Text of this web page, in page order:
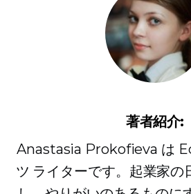
著者紹介:
Anastasia Prokofieva は
ツ ライターです。起業家の